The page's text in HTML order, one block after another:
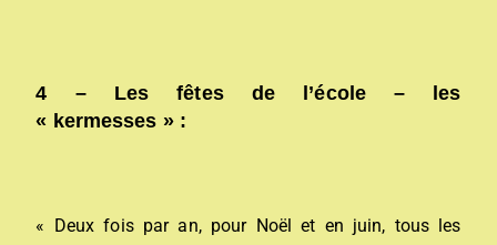
4 – Les fêtes de l’école – les
« kermesses » :
« Deux fois par an, pour Noël et en juin, tous les